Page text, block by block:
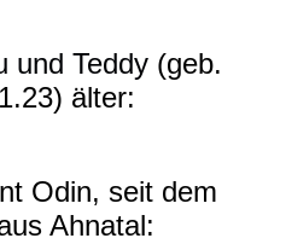
und Teddy (geb.
älter:
Odin, seit dem
Ahnatal: